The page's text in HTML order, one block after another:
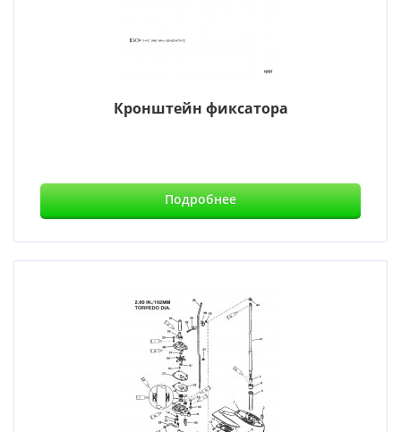
Кронштейн фиксатора
Подробнее